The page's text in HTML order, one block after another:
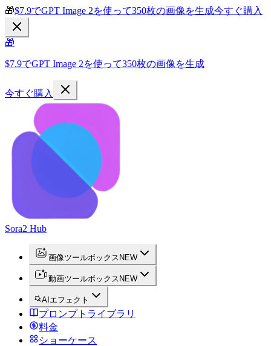
🎁$7.9でGPT Image 2を使って350枚の画像を生成今すぐ購入
🎁
$7.9でGPT Image 2を使って350枚の画像を生成
今すぐ購入
Sora2 Hub
画像ツールボックス NEW
動画ツールボックス NEW
AIエフェクト
プロンプトライブラリ
料金
ショーケース